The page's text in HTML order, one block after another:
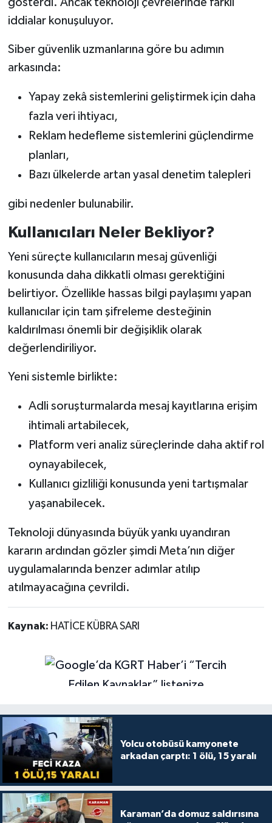
gösterdi. Ancak teknoloji çevrelerinde farklı
iddialar konuşuluyor.
Siber güvenlik uzmanlarına göre bu adımın
arkasında:
Yapay zekâ sistemlerini geliştirmek için daha
fazla veri ihtiyacı,
Reklam hedefleme sistemlerini güçlendirme
planları,
Bazı ülkelerde artan yasal denetim talepleri
gibi nedenler bulunabilir.
Kullanıcıları Neler Bekliyor?
Yeni süreçte kullanıcıların mesaj güvenliği
konusunda daha dikkatli olması gerektiğini
belirtiyor. Özellikle hassas bilgi paylaşımı yapan
kullanıcılar için tam şifreleme desteğinin
kaldırılması önemli bir değişiklik olarak
değerlendiriliyor.
Yeni sistemle birlikte:
Adli soruşturmalarda mesaj kayıtlarına erişim
ihtimali artabilecek,
Platform veri analiz süreçlerinde daha aktif rol
oynayabilecek,
Kullanıcı gizliliği konusunda yeni tartışmalar
yaşanabilecek.
Teknoloji dünyasında büyük yankı uyandıran
kararın ardından gözler şimdi Meta’nın diğer
uygulamalarında benzer adımlar atılıp
atılmayacağına çevrildi.
Kaynak: HATİCE KÜBRA SARI
Yolcu otobüsü kamyonete
arkadan çarptı: 1 ölü, 15 yaralı
Karaman’da domuz saldırısına